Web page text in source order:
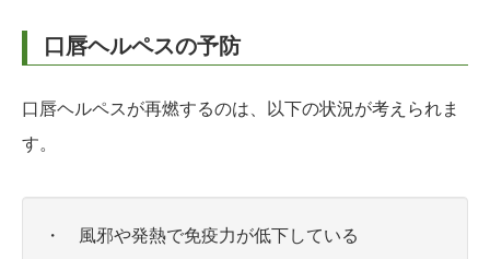
口唇ヘルペスの予防
口唇ヘルペスが再燃するのは、以下の状況が考えられま
す。
・ 風邪や発熱で免疫力が低下している